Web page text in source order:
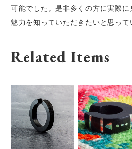
可能でした。是非多くの方に実際に
魅力を知っていただきたいと思って
Related Items